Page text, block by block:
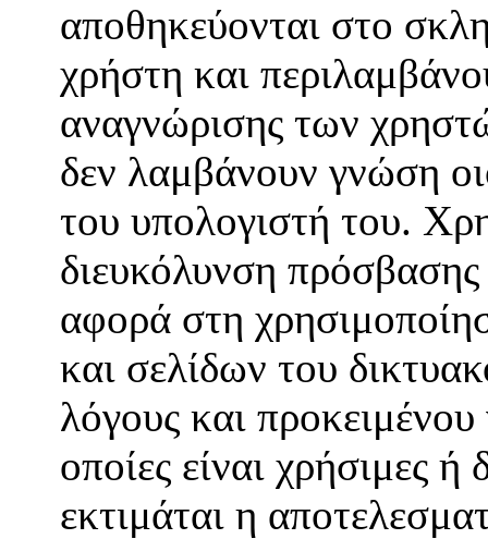
αποθηκεύονται στο
χρήστη και
αναγνώρισης των
δεν λαμβάνουν γνώση
του υπολογιστή του.
διευκόλυνση
αφορά στη
και σελίδων του
λόγους και προκειμένου
οποίες είναι χρήσιμες
εκτιμάται η